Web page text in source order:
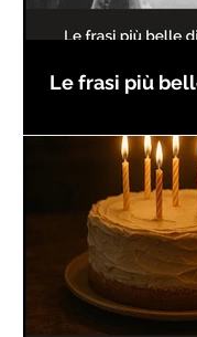
Le frasi più